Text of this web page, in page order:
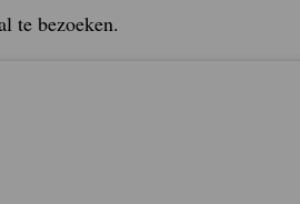
te bezoeken.